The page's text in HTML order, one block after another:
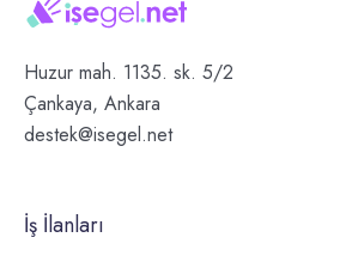
Huzur mah. 1135. sk. 5/2
Çankaya, Ankara
destek@isegel.net
İş İlanları